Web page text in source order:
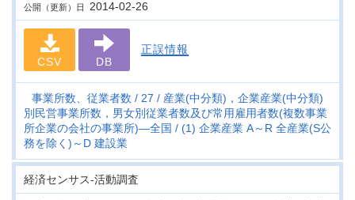
公開（更新）日 2014-02-26
CSV DB
正誤情報
事業所数、従業者数 27
産業(中分類)，企業産業(中分類)
別民営事業所数，男女別従業者数及び常用雇用者数(複数事業
所企業の会社の事業所)―全国
(1) 企業産業 A～R 全産業(S公
務を除く)～D 建設業
経済センサス‐活動調査